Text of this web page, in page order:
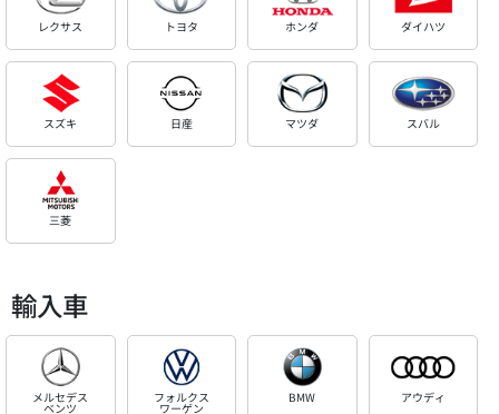
レクサス トヨタ ホンダ ダイハツ
スズキ 日産 マツダ スバル
三菱
輸入車
メルセデス
ベンツ
フォルクス
ワーゲン
BMW アウディ